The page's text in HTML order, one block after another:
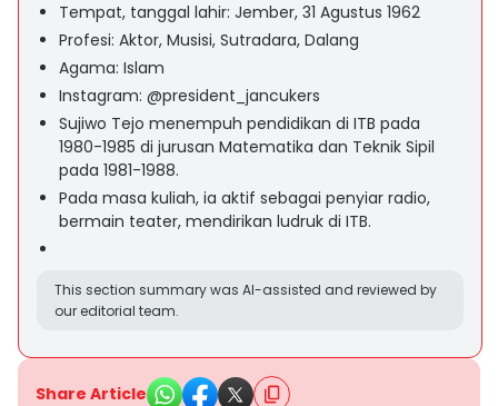
Tempat, tanggal lahir: Jember, 31 Agustus 1962
Profesi: Aktor, Musisi, Sutradara, Dalang
Agama: Islam
Instagram: @president_jancukers
Sujiwo Tejo menempuh pendidikan di ITB pada
1980-1985 di jurusan Matematika dan Teknik Sipil
pada 1981-1988.
Pada masa kuliah, ia aktif sebagai penyiar radio,
bermain teater, mendirikan ludruk di ITB.
This section summary was AI-assisted and reviewed by
our editorial team.
Share Article